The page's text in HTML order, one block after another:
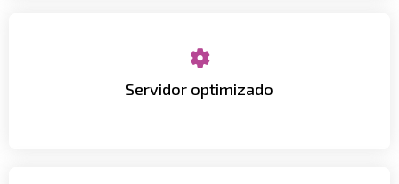
Servidor optimizado
Infraestructurapreparada para ofrecer
estabilidad y disponibilidad